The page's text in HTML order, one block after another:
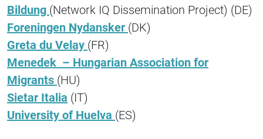
Bildung (Network IQ Dissemination Project) (DE)
Foreningen Nydansker (DK)
Greta du Velay (FR)
Menedek – Hungarian Association for
Migrants (HU)
Sietar Italia (IT)
University of Huelva (ES)